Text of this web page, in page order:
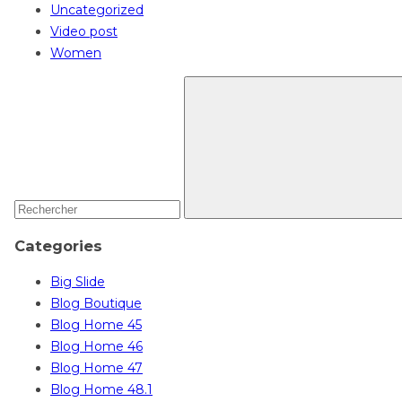
Uncategorized
Video post
Women
Categories
Big Slide
Blog Boutique
Blog Home 45
Blog Home 46
Blog Home 47
Blog Home 48.1